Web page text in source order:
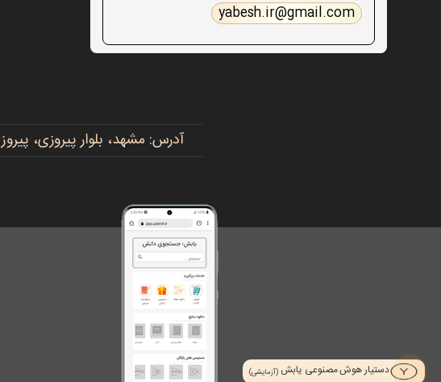
دستیار هوش مصنوعی یابش (آزمایشی)
yabesh.ir@gmail.com
آدرس: مشهد، بلوار پیروزی، پیروزی ۱۵، رضوی ۱۶ - دهخدا ۱۲، پلاک ۱۴ ──── کدپستی: